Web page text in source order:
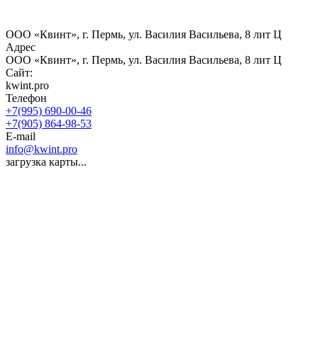
ООО «Квинт», г. Пермь, ул. Василия Васильева, 8 лит Ц
Адрес
ООО «Квинт», г. Пермь, ул. Василия Васильева, 8 лит Ц
Сайт:
kwint.pro
Телефон
+7(995) 690-00-46
+7(905) 864-98-53
E-mail
info@kwint.pro
загрузка карты...